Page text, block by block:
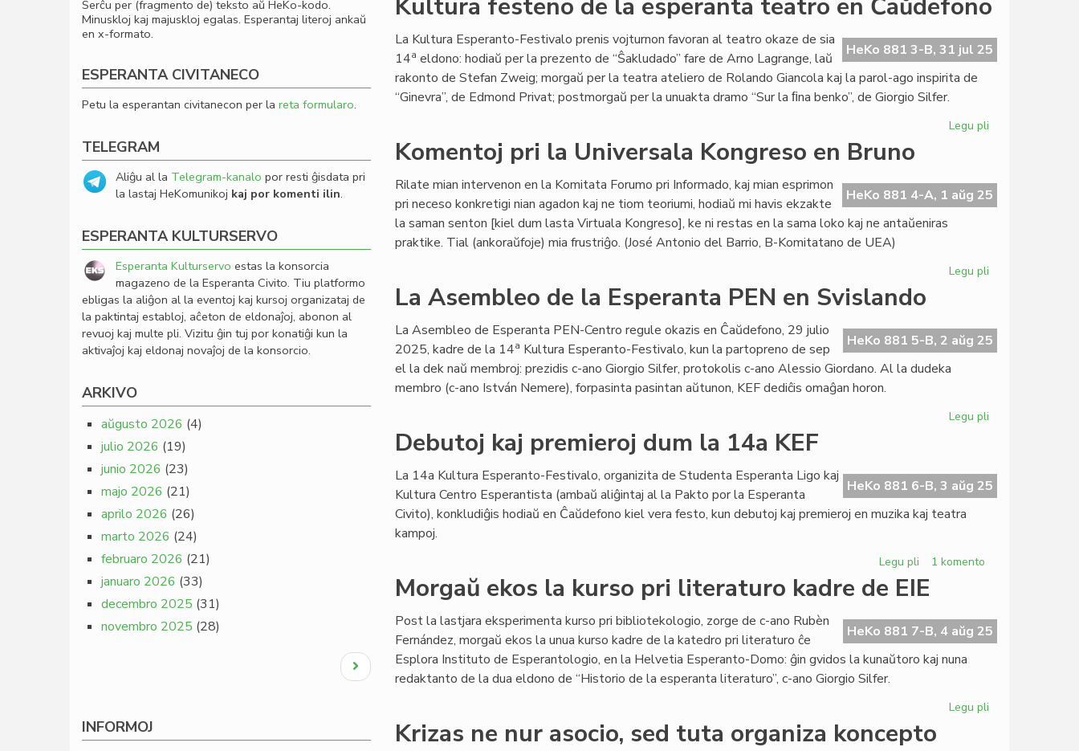
Kultura festeno de la esperanta teatro en Ĉaŭdefono
HeKo 881 3-B, 31 jul 25
La Kultura Esperanto-Festivalo prenis vojturnon favoran al teatro okaze de sia
14a eldono: hodiaŭ per la prezento de “Ŝakludado” fare de Arno Lagrange, laŭ
rakonto de Stefan Zweig; morgaŭ per la teatra ateliero de Rolando Giancola kaj la parol-ago inspirita de
“Ginevra”, de Edmond Privat; postmorgaŭ per la unuakta dramo “Sur la ﬁna benko”, de Giorgio Silfer.
Legu pli
la
esperanta
Komentoj pri la Universala Kongreso en Bruno
HeKo 881 4-A, 1 aŭg 25
Rilate mian intervenon en la Komitata Forumo pri Informado, kaj mian esprimon
pri neceso konkretigi nian agadon kaj ne tiom teoriumi, hodiaŭ mi havis ekzakte
la saman senton [kiel dum lasta Virtuala Kongreso], ke ni restas en la sama loko kaj ne antaŭeniras
praktike. Tial (ankoraŭfoje) mia frustriĝo. (José Antonio del Barrio, B-Komitatano de UEA)
Legu pli
Universala
Kongreso
La Asembleo de la Esperanta PEN en Svislando
HeKo 881 5-B, 2 aŭg 25
La Asembleo de Esperanta PEN-Centro regule okazis en Ĉaŭdefono, 29 julio
2025, kadre de la 14a Kultura Esperanto-Festivalo, kun la partopreno de sep
el la dek naŭ membroj: prezidis c-ano Giorgio Silfer, protokolis c-ano Alessio Giordano. Al la dudeka
membro (c-ano István Nemere), forpasinta pasintan aŭtunon, KEF dediĉis omaĝan horon.
Legu pli
la
Esperanta
Debutoj kaj premieroj dum la 14a KEF
HeKo 881 6-B, 3 aŭg 25
La 14a Kultura Esperanto-Festivalo, organizita de Studenta Esperanta Ligo kaj
Kultura Centro Esperantista (ambaŭ aliĝintaj al la Pakto por la Esperanta
Civito), konkludiĝis hodiaŭ en Ĉaŭdefono kiel vera festo, kun debutoj kaj premieroj en muzika kaj teatra
kampoj.
Legu pli
Debutoj
kaj
dum
la
14a
1 komento
Morgaŭ ekos la kurso pri literaturo kadre de EIE
HeKo 881 7-B, 4 aŭg 25
Post la lastjara eksperimenta kurso pri bibliotekologio, zorge de c-ano Rubèn
Fernández, morgaŭ ekos la unua kurso kadre de la katedro pri literaturo ĉe
Esplora Instituto de Esperantologio, en la Helvetia Esperanto-Domo: ĝin gvidos la kunaŭtoro kaj nuna
redaktanto de la dua eldono de “Historio de la esperanta literaturo”, c-ano Giorgio Silfer.
Legu pli
Krizas ne nur asocio, sed tuta organiza koncepto
Serĉu per (fragmento de) teksto aŭ HeKo-kodo.
Minuskloj kaj majuskloj egalas. Esperantaj literoj ankaŭ
en x-formato.
ESPERANTA CIVITANECO
Petu la esperantan civitanecon per la reta formularo.
TELEGRAM
Aliĝu al la Telegram-kanalo por resti ĝisdata pri
la lastaj HeKomunikoj kaj por komenti ilin.
ESPERANTA KULTURSERVO
Esperanta Kulturservo estas la konsorcia
magazeno de la Esperanta Civito. Tiu platformo
ebligas la aliĝon al la eventoj kaj kursoj organizataj de
la paktintaj establoj, aĉeton de eldonaĵoj, abonon al
revuoj kaj multe pli. Vizitu ĝin tuj por konatiĝi kun la
aktivaĵoj kaj eldonaj novaĵoj de la konsorcio.
ARKIVO
aŭgusto 2026 (4)
julio 2026 (19)
junio 2026 (23)
majo 2026 (21)
aprilo 2026 (26)
marto 2026 (24)
februaro 2026 (21)
januaro 2026 (33)
decembro 2025 (31)
novembro 2025 (28)
Next
page
INFORMOJ